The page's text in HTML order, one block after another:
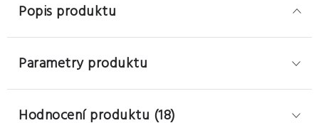
Popis produktu
Parametry produktu
Hodnocení produktu (18)